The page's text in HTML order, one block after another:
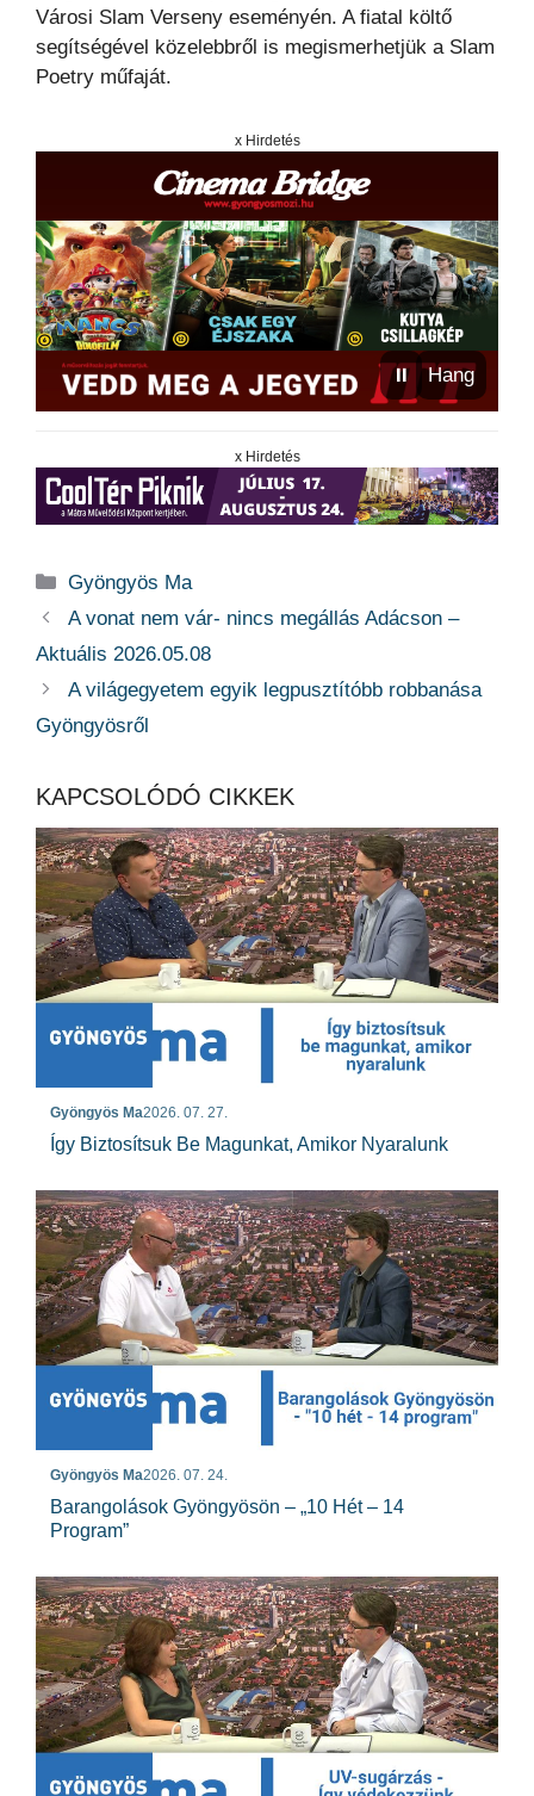
Városi Slam Verseny eseményén. A fiatal költő
segítségével közelebbről is megismerhetjük a Slam
Poetry műfaját.
x Hirdetés
⏸ Hang
x Hirdetés
Kategória
Gyöngyös Ma
A vonat nem vár- nincs megállás Adácson –
Aktuális 2026.05.08
A világegyetem egyik legpusztítóbb robbanása
Gyöngyösről
KAPCSOLÓDÓ CIKKEK
Gyöngyös Ma2026. 07. 27.
Így Biztosítsuk Be Magunkat, Amikor Nyaralunk
Gyöngyös Ma2026. 07. 24.
Barangolások Gyöngyösön – „10 Hét – 14
Program”